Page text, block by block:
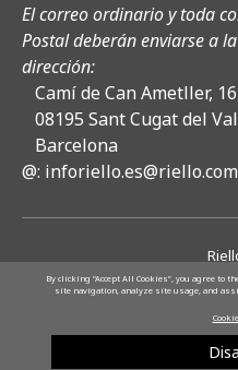
El correo ordinario y toda
Postal deberán enviarse a
dirección:
Camí de Can Ametller,
08195 Sant Cugat del
Barcelona
@: inforiello.es@riello.com
COMPANY SUBJECT TO THE
ARISTON
Code of
Cookie
By clicking “Accept All Cookies”, you agree to
site navigation, analyze site usage, and